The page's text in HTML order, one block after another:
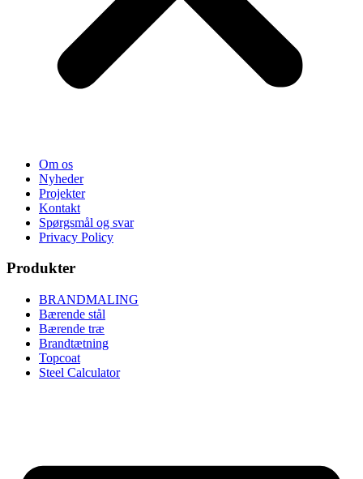
Om os
Nyheder
Projekter
Kontakt
Spørgsmål og svar
Privacy Policy
Produkter
BRANDMALING
Bærende stål
Bærende træ
Brandtætning
Topcoat
Steel Calculator